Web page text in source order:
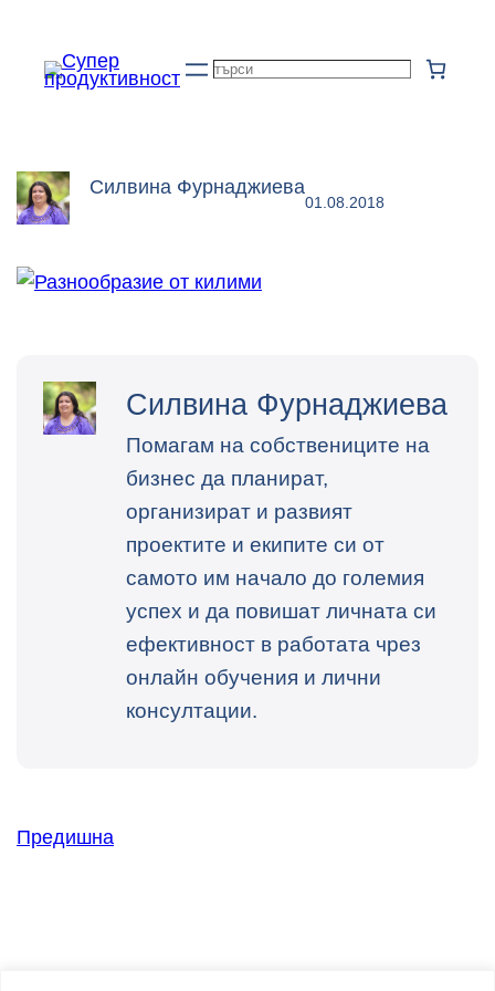
Търсене
Силвина Фурнаджиева
01.08.2018
Силвина Фурнаджиева
Помагам на собствениците на
бизнес да планират,
организират и развият
проектите и екипите си от
самото им начало до големия
успех и да повишат личната си
ефективност в работата чрез
онлайн обучения и лични
консултации.
Предишна